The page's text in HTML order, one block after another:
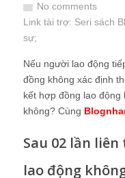
No comments
Link tài trợ: Seri sách
sự;
Nếu người lao động
đồng không xác định
kết hợp đồng lao động
không? Cùng
Sau 02 lần
lao động